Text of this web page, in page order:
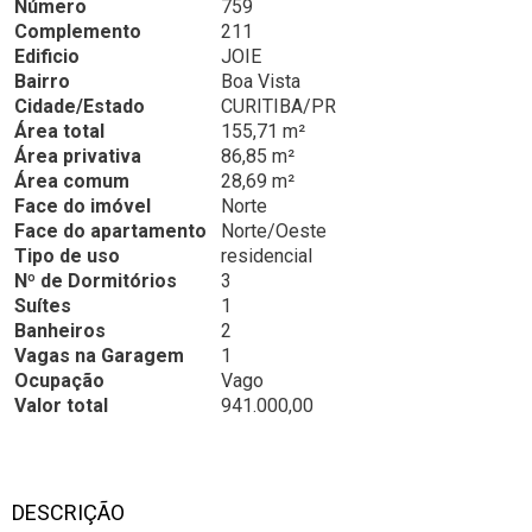
Número
759
Complemento
211
Edificio
JOIE
Bairro
Boa Vista
Cidade/Estado
CURITIBA/PR
Área total
155,71 m²
Área privativa
86,85 m²
Área comum
28,69 m²
Face do imóvel
Norte
Face do apartamento
Norte/Oeste
Tipo de uso
residencial
Nº de Dormitórios
3
Suítes
1
Banheiros
2
Vagas na Garagem
1
Ocupação
Vago
Valor total
941.000,00
DESCRIÇÃO